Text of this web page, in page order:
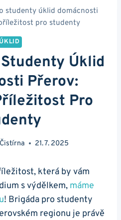
studenty úklid domácnosti
pro studenty
ÚKLID
Úklid
Přerov:
Pro
21. 7. 2025
která by vám
s výdělkem, máme
! Brigáda pro studenty
regionu je právě